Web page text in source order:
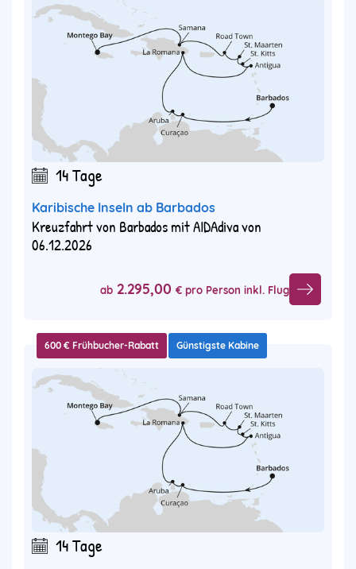
14 Tage
Karibische Inseln ab Barbados
Kreuzfahrt von Barbados mit AIDAdiva von
06.12.2026
ab 2.295,00 € pro Person inkl. Flug
600 € Frühbucher-Rabatt Günstigste Kabine
14 Tage